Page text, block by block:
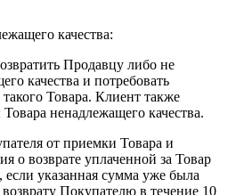
качества:
Продавцу либо не
качества и потребовать
Товара. Клиент также
ненадлежащего качества.
от приемки Товара и
о возврате уплаченной за Товар
указанная сумма уже была
Покупателю в течение 10